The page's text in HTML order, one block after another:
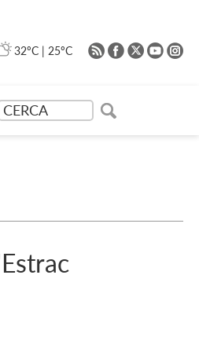
32ºC | 25ºC